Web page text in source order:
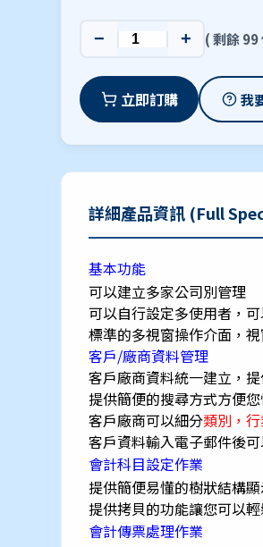
− + ( 剩餘 99
立即訂購 我
詳細產品資訊 (Full
基本功能
可以建立多家公司別管理
可以自行設定多使用者，
標準的多視窗操作介面，
客戶/廠商資料管理
客戶廠商資料統一建立，
提供簡便的搜尋方式方便
客戶廠商可以細分類別，
客戶資料輸入電子郵件後
會計科目設定作業
提供簡便易懂的樹狀結構
提供拷貝的功能讓您可以
會計傳票處理作業